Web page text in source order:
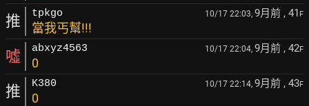
推 tpkgo 10/17 22:03, 9月前 , 41 F
當我丐幫!!!
噓 abxyz4563 10/17 22:04, 9月前 , 42F
0
推 K380 10/17 22:14, 9月前 , 43F
0